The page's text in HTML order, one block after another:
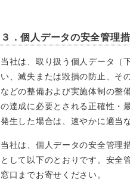
３．個人データの安全管理
当社は、取り扱う個人データ（
い、滅失または毀損の防止、そ
などの整備および実施体制の整
の達成に必要とされる正確性・
発生した場合は、速やかに適当
当社は、個人データの安全管理
として以下のとおりです。安全
窓口までお寄せください。